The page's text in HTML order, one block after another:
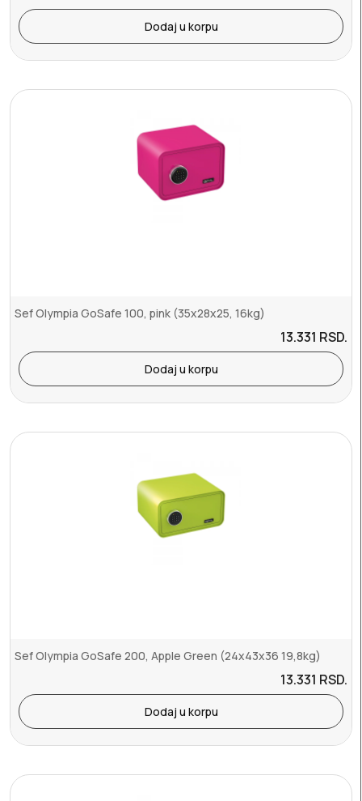
Dodaj u korpu
Sef Olympia GoSafe 100, pink (35x28x25, 16kg)
13.331 RSD.
Dodaj u korpu
Sef Olympia GoSafe 200, Apple Green (24x43x36 19,8kg)
13.331 RSD.
Dodaj u korpu